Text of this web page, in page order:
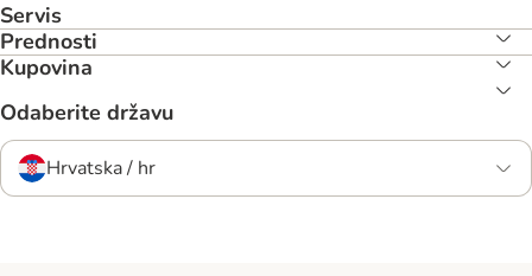
Servis
Prednosti
Kupovina
Odaberite državu
Hrvatska / hr